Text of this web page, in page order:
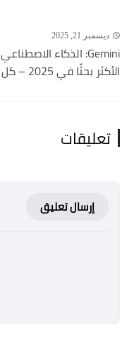
ديسمبر 21, 2025
Gemini: الذكاء الاصطناعي
الأكثر بحثًا في 2025 – كل ما...
تعليقات
إرسال تعليق